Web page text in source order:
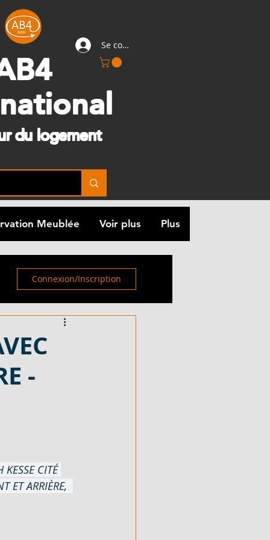
du logement
Se connecter
Meublée Voir plus Plus
Connexion/Inscription
-
KESSE CITÉ
ET ARRIÈRE,